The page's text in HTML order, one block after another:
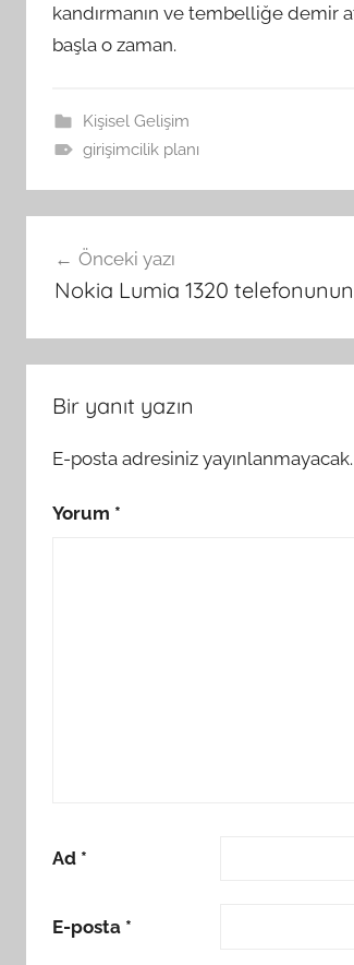
kandırmanın ve tembelliğe demir
başla o zaman.
Kişisel Gelişim
girişimcilik planı
gezinmesi
Önceki yazı
Nokia Lumia 1320
Bir yanıt yazın
E-posta adresiniz yayınlanmayacak.
Yorum *
Ad *
E-posta *